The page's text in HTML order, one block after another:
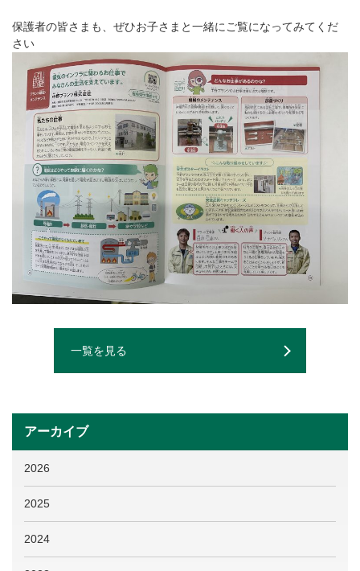
保護者の皆さまも、ぜひお子さまと一緒にご覧になってみてくだ
さい
一覧を見る
アーカイブ
2026
2025
2024